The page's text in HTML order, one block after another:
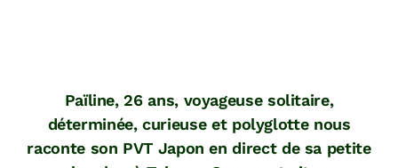
Païline, 26 ans, voyageuse solitaire,
déterminée, curieuse et polyglotte nous
raconte son PVT Japon en direct de sa petite